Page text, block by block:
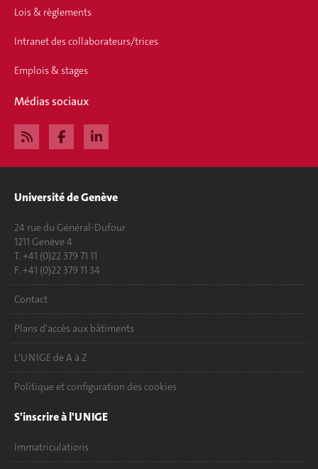
Lois & règlements
Intranet des collaborateurs/trices
Emplois & stages
Médias sociaux
Université de Genève
24 rue du Général-Dufour
1211 Genève 4
T. +41 (0)22 379 71 11
F. +41 (0)22 379 11 34
Contact
Plans d'accès aux bâtiments
L'UNIGE de A à Z
Politique et configuration des cookies
S'inscrire à l'UNIGE
Immatriculations